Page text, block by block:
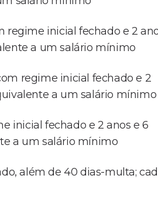
regime inicial fechado e 2
a um salário mínimo
regime inicial fechado e 2
a um salário mínimo
inicial fechado e 2 anos e 6
a um salário mínimo
além de 40 dias-multa;